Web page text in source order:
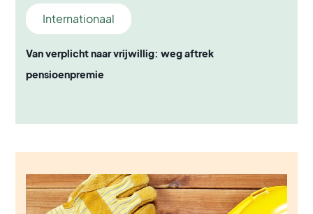
Internationaal
Van verplicht naar vrijwillig: weg aftrek
pensioenpremie